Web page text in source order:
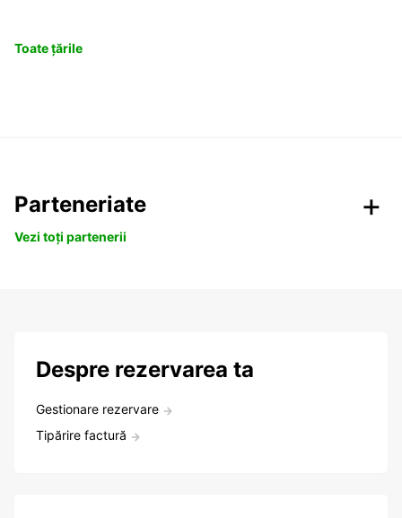
Toate țările
Parteneriate
Vezi toți partenerii
Despre rezervarea ta
Gestionare rezervare
Tipărire factură